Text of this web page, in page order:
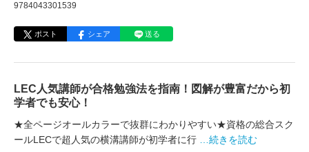
9784043301539
ポスト シェア 送る
LEC人気講師が合格勉強法を指南！図解が豊富だから初
学者でも安心！
★全ページオールカラーで抜群にわかりやすい★資格の総合スク
ールLECで超人気の横溝講師が初学者に行
…続きを読む